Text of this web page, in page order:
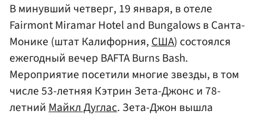
В минувший четверг, 19 января, в отеле
Fairmont Miramar Hotel and Bungalows в Санта-
Монике (штат Калифорния,США) состоялся
ежегодный вечер BAFTA Burns Bash.
Мероприятие посетили многие звезды, в том
числе 53-летняя Кэтрин Зета-Джонс и 78-
летнийМайкл Дуглас. Зета-Джон вышла